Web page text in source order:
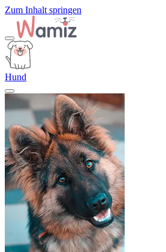
Zum Inhalt springen
Hund